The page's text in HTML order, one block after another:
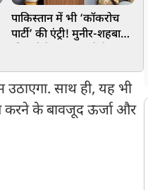
पाकिस्तान में भी ‘कॉकरोच
पार्टी’ की एंट्री! मुनीर-शहबाज
उठाएगा. साथ ही, यह भी
करने के बावजूद ऊर्जा और